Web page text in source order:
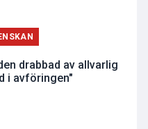
drabbad av allvarlig
i avföringen"